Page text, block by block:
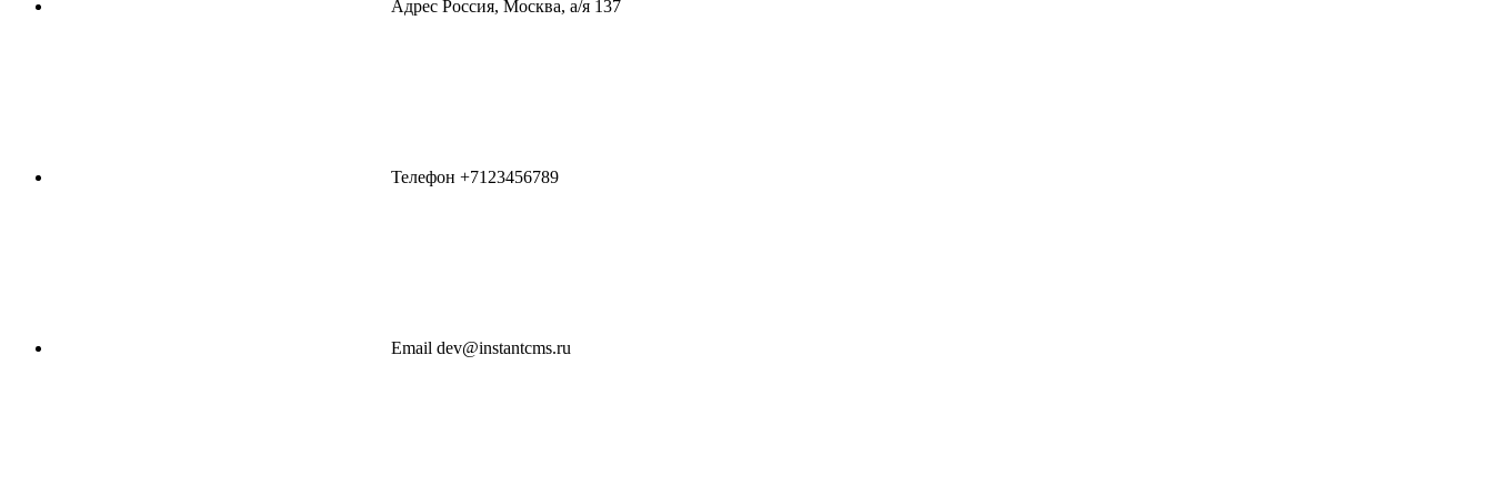
Адрес Россия, Москва, а/я 137
Телефон +7123456789
Email dev@instantcms.ru